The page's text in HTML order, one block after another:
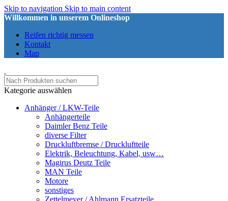
Skip to navigation Skip to main content
Willkommen in unserem Onlineshop
Reifen richtig messen
Kontakt
Map
Kategorie auswählen
Anhänger / LKW-Teile
Anhängerteile
Daimler Benz Teile
diverse Filter
Druckluftbremse / Druckluftteile
Elektrik, Beleuchtung, Kabel, usw…
Magirus Deutz Teile
MAN Teile
Motore
sonstiges
Zettelmeyer / Ahlmann Ersatzteile